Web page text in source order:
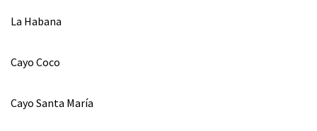
La Habana
Cayo Coco
Cayo Santa María